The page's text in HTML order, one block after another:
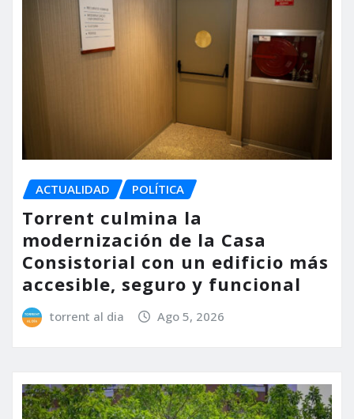
ACTUALIDAD POLÍTICA
Torrent culmina la
modernización de la Casa
Consistorial con un edificio más
accesible, seguro y funcional
torrent al dia Ago 5, 2026